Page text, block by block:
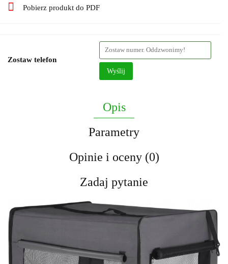
Pobierz produkt do PDF
Zostaw telefon
Wyślij
Opis
Parametry
Opinie i oceny (0)
Zadaj pytanie